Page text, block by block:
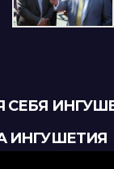
СЕБЯ
ИНГУШЕТИЯ